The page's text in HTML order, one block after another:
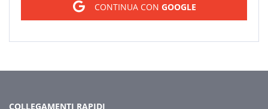
CONTINUA CON GOOGLE
COLLEGAMENTI RAPIDI